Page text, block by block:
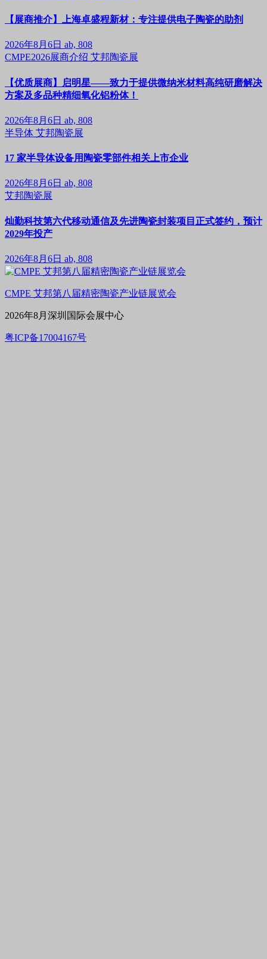
【展商推介】上海卓盛程新材：专注提供电子陶瓷的助剂
2026年8月6日 ab, 808
CMPE2026展商介绍 艾邦陶瓷展
【优质展商】启明星——致力于提供微纳米材料高纯研磨解决
方案及多品种精细氧化铝粉体！
2026年8月6日 ab, 808
半导体 艾邦陶瓷展
17 家半导体设备用陶瓷零部件相关上市企业
2026年8月6日 ab, 808
艾邦陶瓷展
灿勤科技第六代移动通信及先进陶瓷封装项目正式签约，预计
2029年投产
2026年8月6日 ab, 808
CMPE 艾邦第八届精密陶瓷产业链展览会
2026年8月深圳国际会展中心
粤ICP备17004167号